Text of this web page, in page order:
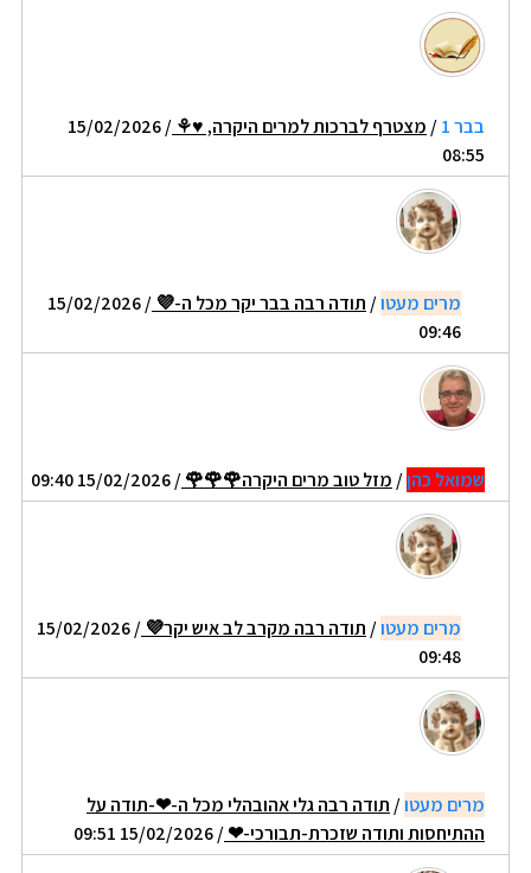
בבר 1 / מצטרף לברכות למרים היקרה, ♥⚘
/ 15/02/2026
08:55
מרים מעטו/ תודה רבה בבר יקר מכל ה-💜
/ 15/02/2026
09:46
שמואל כהן/ מזל טוב מרים היקרה🌹🌹🌹/ 15/02/2026 09:40
מרים מעטו/ תודה רבה מקרב לב איש יקר💜
/ 15/02/2026
09:48
מרים מעטו/ תודה רבה גלי אהובהלי מכל ה-❤-תודה על
ההתיחסות ותודה שזכרת-תבורכי-❤/ 15/02/2026 09:51